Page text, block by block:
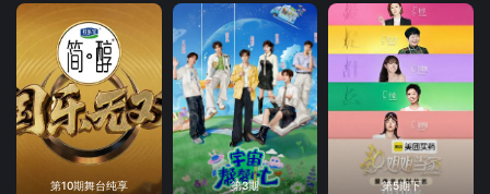
第10期舞台纯享 第3期 第5期下